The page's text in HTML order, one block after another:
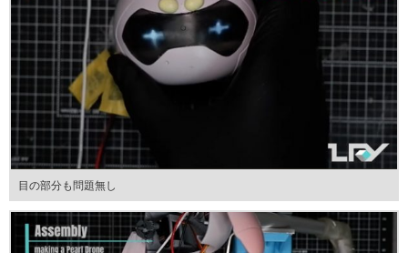
目の部分も問題無し